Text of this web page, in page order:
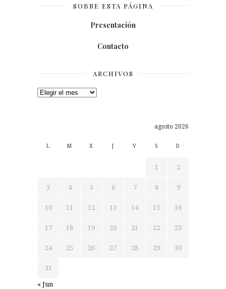
SOBRE ESTA PÁGINA
Presentación
Contacto
ARCHIVOS
Archivos
agosto 2026
L M X J V S D
1 2
3 4 5 6 7 8 9
10 11 12 13 14 15 16
17 18 19 20 21 22 23
24 25 26 27 28 29 30
31
« Jun